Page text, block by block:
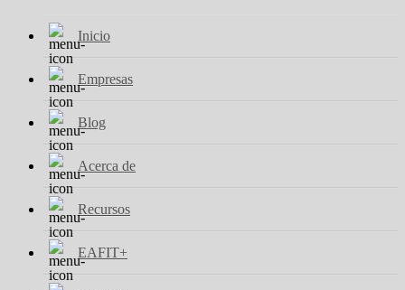
Inicio
Empresas
Blog
Acerca de
Recursos
EAFIT+